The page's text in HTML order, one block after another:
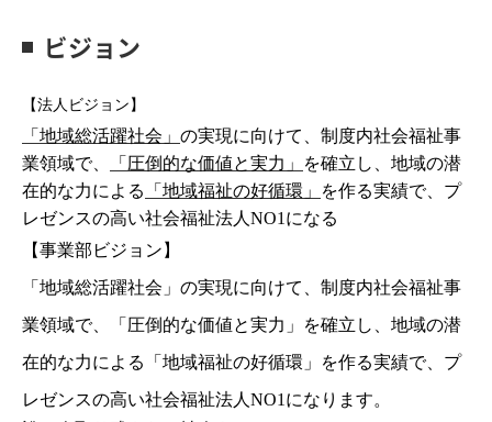
ビジョン
【法人ビジョン】
「地域総活躍社会」 の実現に向けて、制度内社会福祉事
業領域で、
「圧倒的な価値と実力」
を確立し、地域の潜
在的な力による
「地域福祉の好循環」
を作る実績で、プ
レゼンスの高い社会福祉法人 NO1 になる
【事業部ビジョン】
「地域総活躍社会」の実現に向けて、制度内社会福祉事
業領域で、「圧倒的な価値と実力」を確立し、地域の潜
在的な力による「地域福祉の好循環」を作る実績で、プ
レゼンスの高い社会福祉法人 NO1 になります。